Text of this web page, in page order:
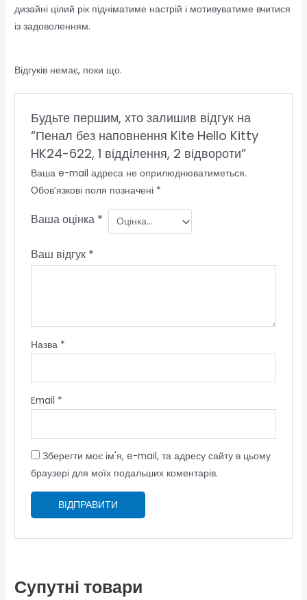
дизайні цілий рік підніматиме настрій і мотивуватиме вчитися
із задоволенням.
Відгуків немає, поки що.
Будьте першим, хто залишив відгук на
“Пенал без наповнення Kite Hello Kitty
HK24-622, 1 відділення, 2 відвороти”
Ваша e-mail адреса не оприлюднюватиметься.
Обов’язкові поля позначені *
Ваша оцінка *
Ваш відгук *
Назва *
Email *
Зберегти моє ім'я, e-mail, та адресу сайту в цьому
браузері для моїх подальших коментарів.
Супутні товари